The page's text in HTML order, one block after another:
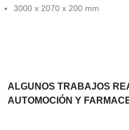
3000 x 2070 x 200 mm
ALGUNOS TRABAJOS
AUTOMOCIÓN Y